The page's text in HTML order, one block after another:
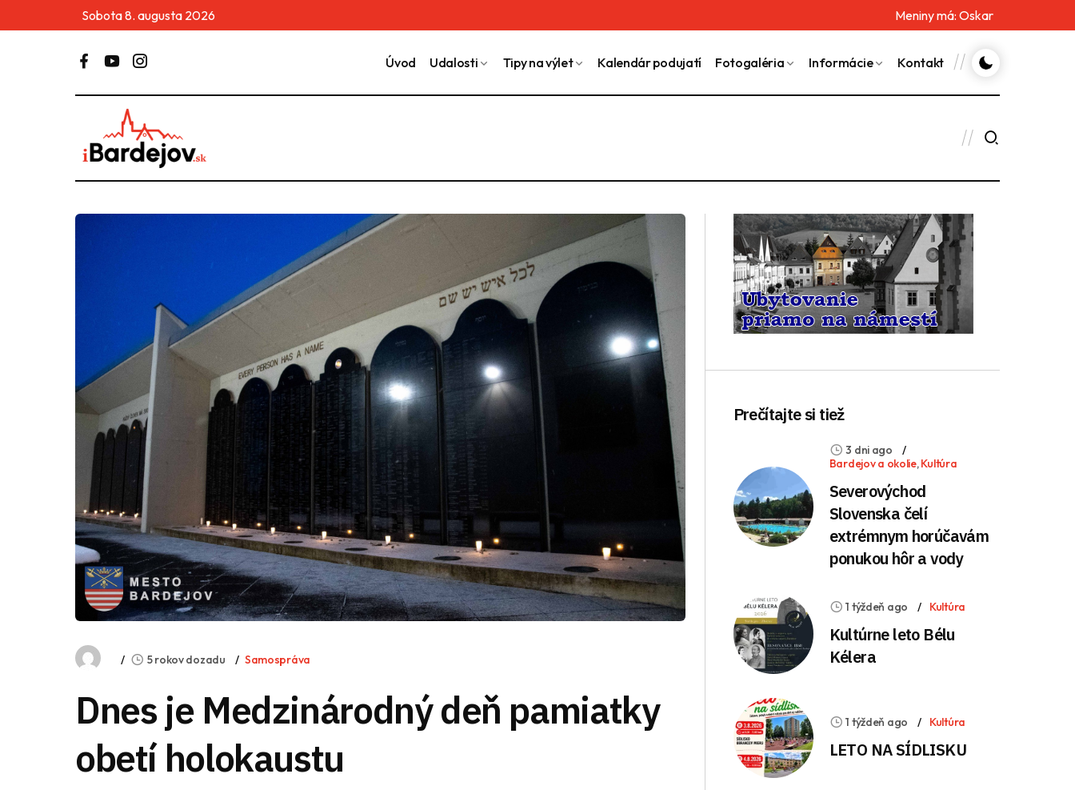
Sobota 8. augusta 2026 Meniny má: Oskar
Úvod Udalosti Tipy na výlet Kalendár podujatí Fotogaléria Informácie Kontakt
5 rokov dozadu Samospráva
Dnes je Medzinárodný deň pamiatky
obetí holokaustu
Prečítajte si tiež
3 dni ago
Bardejov a okolie,Kultúra
Severovýchod
Slovenska čelí
extrémnym horúčavám
ponukou hôr a vody
1 týždeň ago Kultúra
Kultúrne leto Bélu
Kélera
1 týždeň ago Kultúra
LETO NA SÍDLISKU